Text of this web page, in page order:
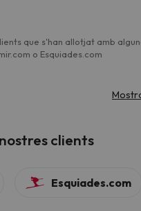
que s'han allotjat amb
o Esquiades.com
clients
Esquiades.com